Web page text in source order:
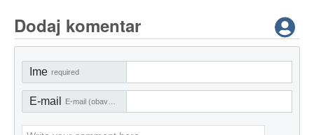
Dodaj komentar
Ime required
E-mail